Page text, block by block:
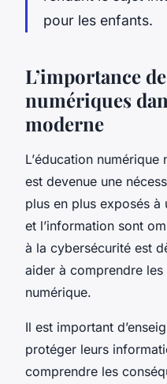
pour les enfants.
L’importance
numériques
moderne
L’éducation numérique
est devenue une
plus en plus exposés à
et l’information sont
à la cybersécurité est
aider à comprendre
numérique.
Il est important
protéger leurs
comprendre les